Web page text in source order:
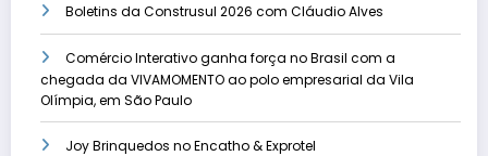
Boletins da Construsul 2026 com Cláudio Alves
Comércio Interativo ganha força no Brasil com a
chegada da VIVAMOMENTO ao polo empresarial da Vila
Olímpia, em São Paulo
Joy Brinquedos no Encatho & Exprotel